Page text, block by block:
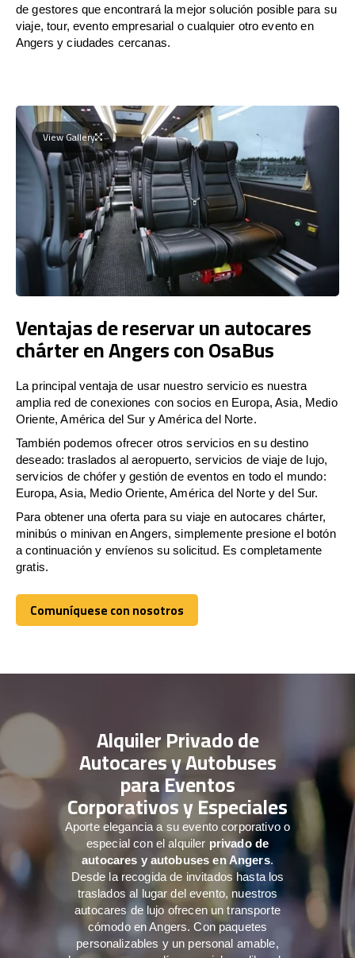
de gestores que encontrará la mejor solución posible para su
viaje, tour, evento empresarial o cualquier otro evento en
Angers y ciudades cercanas.
View Gallery
Ventajas de reservar un autocares
chárter en Angers con OsaBus
La principal ventaja de usar nuestro servicio es nuestra
amplia red de conexiones con socios en Europa, Asia, Medio
Oriente, América del Sur y América del Norte.
También podemos ofrecer otros servicios en su destino
deseado: traslados al aeropuerto, servicios de viaje de lujo,
servicios de chófer y gestión de eventos en todo el mundo:
Europa, Asia, Medio Oriente, América del Norte y del Sur.
Para obtener una oferta para su viaje en autocares chárter,
minibús o minivan en Angers, simplemente presione el botón
a continuación y envíenos su solicitud. Es completamente
gratis.
Comuníquese con nosotros
Comuníquese con nosotros
Alquiler Privado de
Autocares y Autobuses
para Eventos
Corporativos y Especiales
Aporte elegancia a su evento corporativo o
especial con el alquiler privado de
autocares y autobuses en Angers.
Desde la recogida de invitados hasta los
traslados al lugar del evento, nuestros
autocares de lujo ofrecen un transporte
cómodo en Angers. Con paquetes
personalizables y un personal amable,